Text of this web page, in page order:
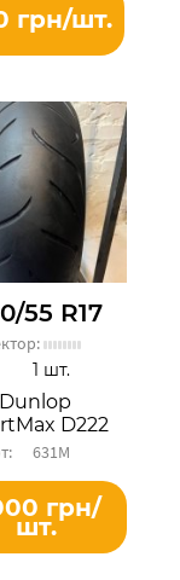
грн/шт.
55 R17
Dunlop
D222
631М
1 шт.
грн/
шт.